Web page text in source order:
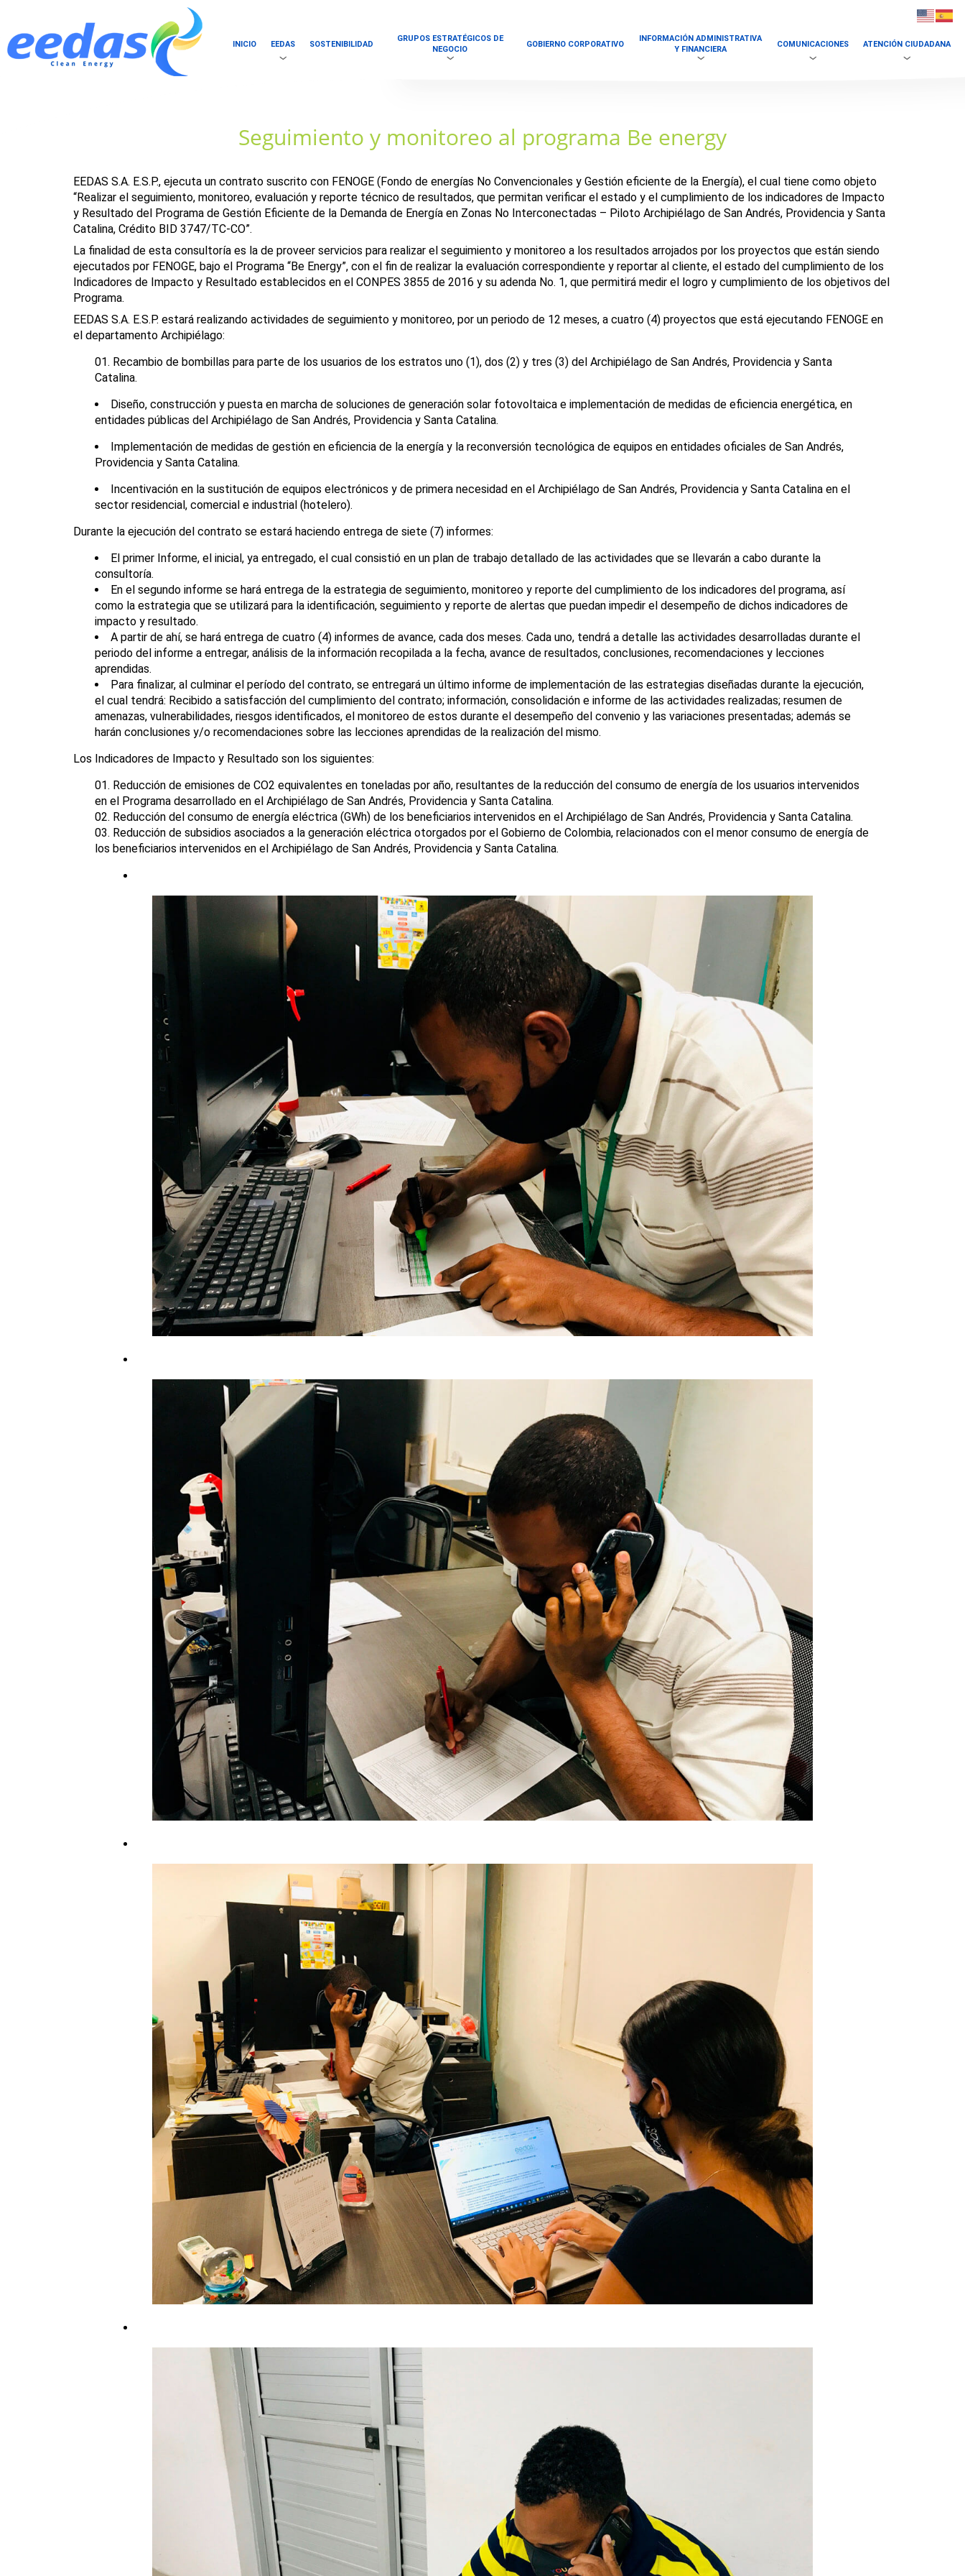
INICIO EEDAS SOSTENIBILIDAD
GRUPOS ESTRATÉGICOS DE
NEGOCIO
GOBIERNO CORPORATIVO
INFORMACIÓN ADMINISTRATIVA
Y FINANCIERA
COMUNICACIONES ATENCIÓN CIUDADANA
Seguimiento y monitoreo al programa Be energy
EEDAS S.A. E.S.P., ejecuta un contrato suscrito con FENOGE (Fondo de energías No Convencionales y Gestión eficiente de la Energía), el cual tiene como objeto
“Realizar el seguimiento, monitoreo, evaluación y reporte técnico de resultados, que permitan verificar el estado y el cumplimiento de los indicadores de Impacto
y Resultado del Programa de Gestión Eficiente de la Demanda de Energía en Zonas No Interconectadas – Piloto Archipiélago de San Andrés, Providencia y Santa
Catalina, Crédito BID 3747/TC-CO”.
La finalidad de esta consultoría es la de proveer servicios para realizar el seguimiento y monitoreo a los resultados arrojados por los proyectos que están siendo
ejecutados por FENOGE, bajo el Programa “Be Energy”, con el fin de realizar la evaluación correspondiente y reportar al cliente, el estado del cumplimiento de los
Indicadores de Impacto y Resultado establecidos en el CONPES 3855 de 2016 y su adenda No. 1, que permitirá medir el logro y cumplimiento de los objetivos del
Programa.
EEDAS S.A. E.S.P. estará realizando actividades de seguimiento y monitoreo, por un periodo de 12 meses, a cuatro (4) proyectos que está ejecutando FENOGE en
el departamento Archipiélago:
Recambio de bombillas para parte de los usuarios de los estratos uno (1), dos (2) y tres (3) del Archipiélago de San Andrés, Providencia y Santa
Catalina.
Diseño, construcción y puesta en marcha de soluciones de generación solar fotovoltaica e implementación de medidas de eficiencia energética, en
entidades públicas del Archipiélago de San Andrés, Providencia y Santa Catalina.
Implementación de medidas de gestión en eficiencia de la energía y la reconversión tecnológica de equipos en entidades oficiales de San Andrés,
Providencia y Santa Catalina.
Incentivación en la sustitución de equipos electrónicos y de primera necesidad en el Archipiélago de San Andrés, Providencia y Santa Catalina en el
sector residencial, comercial e industrial (hotelero).
Durante la ejecución del contrato se estará haciendo entrega de siete (7) informes:
El primer Informe, el inicial, ya entregado, el cual consistió en un plan de trabajo detallado de las actividades que se llevarán a cabo durante la
consultoría.
En el segundo informe se hará entrega de la estrategia de seguimiento, monitoreo y reporte del cumplimiento de los indicadores del programa, así
como la estrategia que se utilizará para la identificación, seguimiento y reporte de alertas que puedan impedir el desempeño de dichos indicadores de
impacto y resultado.
A partir de ahí, se hará entrega de cuatro (4) informes de avance, cada dos meses. Cada uno, tendrá a detalle las actividades desarrolladas durante el
periodo del informe a entregar, análisis de la información recopilada a la fecha, avance de resultados, conclusiones, recomendaciones y lecciones
aprendidas.
Para finalizar, al culminar el período del contrato, se entregará un último informe de implementación de las estrategias diseñadas durante la ejecución,
el cual tendrá: Recibido a satisfacción del cumplimiento del contrato; información, consolidación e informe de las actividades realizadas; resumen de
amenazas, vulnerabilidades, riesgos identificados, el monitoreo de estos durante el desempeño del convenio y las variaciones presentadas; además se
harán conclusiones y/o recomendaciones sobre las lecciones aprendidas de la realización del mismo.
Los Indicadores de Impacto y Resultado son los siguientes:
Reducción de emisiones de CO2 equivalentes en toneladas por año, resultantes de la reducción del consumo de energía de los usuarios intervenidos
en el Programa desarrollado en el Archipiélago de San Andrés, Providencia y Santa Catalina.
Reducción del consumo de energía eléctrica (GWh) de los beneficiarios intervenidos en el Archipiélago de San Andrés, Providencia y Santa Catalina.
Reducción de subsidios asociados a la generación eléctrica otorgados por el Gobierno de Colombia, relacionados con el menor consumo de energía de
los beneficiarios intervenidos en el Archipiélago de San Andrés, Providencia y Santa Catalina.